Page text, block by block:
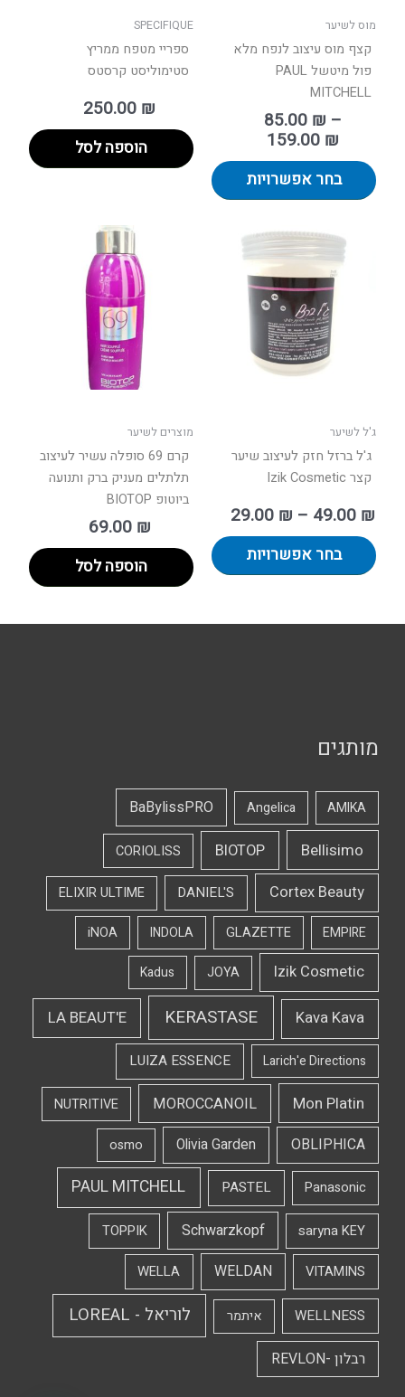
מוס לשיער
קצף מוס עיצוב לנפח מלא
פול מיטשל PAUL
MITCHELL
85.00 ₪ –
159.00 ₪
בחר אפשרויות
בעמוד
המוצר
SPECIFIQUE
ספריי מטפח ממריץ
סטימוליסט קרסטס
250.00 ₪
הוספה לסל
ג'ל לשיער
ג'ל ברזל חזק לעיצוב שיער
קצר Izik Cosmetic
29.00 ₪ – 49.00 ₪
בחר אפשרויות
בעמוד
המוצר
מוצרים לשיער
קרם 69 סופלה עשיר לעיצוב
תלתלים מעניק ברק ותנועה
ביוטופ BIOTOP
69.00 ₪
הוספה לסל
מותגים
AMIKA
Angelica
BaBylissPRO
Bellisimo
BIOTOP
CORIOLISS
Cortex Beauty
DANIEL'S
ELIXIR ULTIME
EMPIRE
GLAZETTE
INDOLA
iNOA
Izik Cosmetic
JOYA
Kadus
Kava Kava
KERASTASE
LA BEAUT'E
Larich'e Directions
LUIZA ESSENCE
Mon Platin
MOROCCANOIL
NUTRITIVE
OBLIPHICA
Olivia Garden
osmo
Panasonic
PASTEL
PAUL MITCHELL
saryna KEY
Schwarzkopf
TOPPIK
VITAMINS
WELDAN
WELLA
WELLNESS איתמר לוריאל - LOREAL
רבלון -REVLON